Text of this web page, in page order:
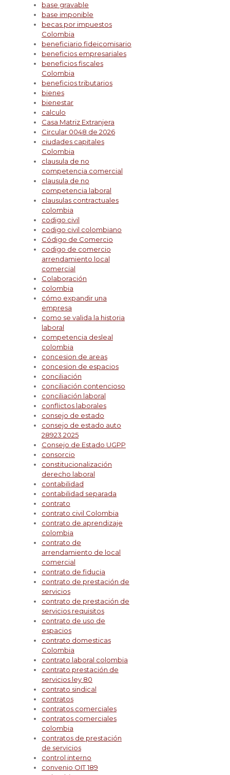
base gravable
base imponible
becas por impuestos
Colombia
beneficiario fideicomisario
beneficios empresariales
beneficios fiscales
Colombia
beneficios tributarios
bienes
bienestar
calculo
Casa Matriz Extranjera
Circular 0048 de 2026
ciudades capitales
Colombia
clausula de no
competencia comercial
clausula de no
competencia laboral
clausulas contractuales
colombia
codigo civil
codigo civil colombiano
Código de Comercio
codigo de comercio
arrendamiento local
comercial
Colaboración
colombia
cómo expandir una
empresa
como se valida la historia
laboral
competencia desleal
colombia
concesion de areas
concesion de espacios
conciliación
conciliación contencioso
conciliación laboral
conflictos laborales
consejo de estado
consejo de estado auto
28923 2025
Consejo de Estado UGPP
consorcio
constitucionalización
derecho laboral
contabilidad
contabilidad separada
contrato
contrato civil Colombia
contrato de aprendizaje
colombia
contrato de
arrendamiento de local
comercial
contrato de fiducia
contrato de prestación de
servicios
contrato de prestación de
servicios requisitos
contrato de uso de
espacios
contrato domesticas
Colombia
contrato laboral colombia
contrato prestación de
servicios ley 80
contrato sindical
contratos
contratos comerciales
contratos comerciales
colombia
contratos de prestación
de servicios
control interno
convenio OIT 189